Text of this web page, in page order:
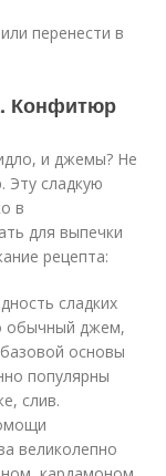
перенести в
Конфитюр
и джемы? Не
Эту сладкую
в
для выпечки
рецепта:
сладких
обычный джем,
основы
популярны
слив.
великолепно